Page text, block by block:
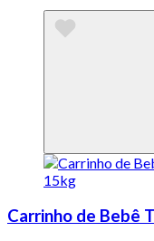
Carrinho de Bebê